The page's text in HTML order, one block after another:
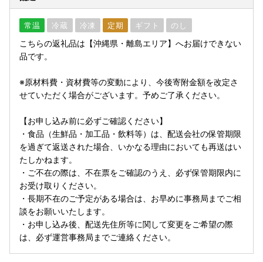
常温 冷蔵 冷凍 定期 ギフト のし
こちらの返礼品は【沖縄県・離島エリア】へお届けできない
品です。
※原材料費・資材費等の変動により、今後寄附金額を改定さ
せていただく場合がございます。予めご了承ください。
【お申し込み前に必ずご確認ください】
・食品（生鮮品・加工品・飲料等）は、配送会社の保管期限
を過ぎて返送された場合、いかなる理由においても再送はい
たしかねます。
・ご不在の際は、不在票をご確認のうえ、必ず保管期限内に
お受け取りください。
・長期不在のご予定がある場合は、お早めに事務局までご相
談をお願いいたします。
・お申し込み後、配送先住所等に関して変更をご希望の際
は、必ず運営事務局までご連絡ください。